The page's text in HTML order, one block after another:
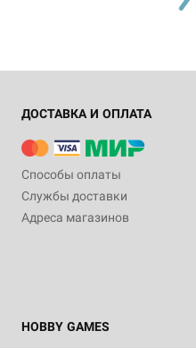
ДОСТАВКА И ОПЛАТА
Способы оплаты
Службы доставки
Адреса магазинов
HOBBY GAMES